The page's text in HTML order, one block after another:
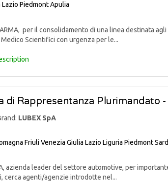
Lazio PiedmontApulia
per il consolidamento di una linea destinata
Scientifici con urgenza per le...
di Rappresentanza Plurimandato
LUBEX SpA
Friuli Venezia Giulia Lazio Liguria Piedmont
azienda leader del settore automotive, per
cerca agenti/agenzie introdotte nel...